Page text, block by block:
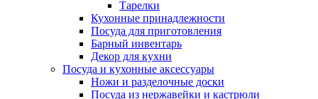
Тарелки
Кухонные принадлежности
Посуда для приготовления
Барный инвентарь
Декор для кухни
Посуда и кухонные аксессуары
Ножи и разделочные доски
Посуда из нержавейки и кастрюли